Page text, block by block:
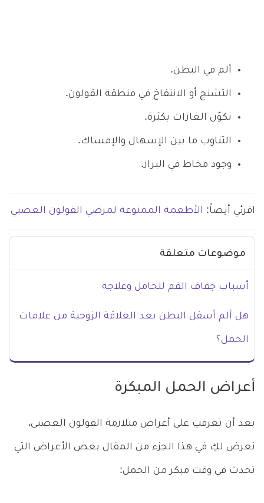
ألم في البطن.
التشنج أو الانتفاخ في منطقة القولون.
تكوّن الغازات بكثرة.
التناوب ما بين الإسهال والإمساك.
وجود مخاط في البراز.
اقرئي أيضاً: الأطعمة الممنوعة لمرضي القولون العصبي
موضوعات متعلقة
أسباب جفاف الفم للحامل وعلاجه
هل ألم أسفل البطن بعد العلاقة الزوجية من علامات
الحمل؟
أعراض الحمل المبكرة
بعد أن تعرفتِ على أعراض متلازمة القولون العصبي،
نعرض لكِ في هذا الجزء من المقال بعض الأعراض التي
تحدث في وقت مبكر من الحمل: